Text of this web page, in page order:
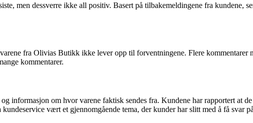
men dessverre ikke all positiv. Basert på tilbakemeldingene fra kundene,
fra Olivias Butikk ikke lever opp til forventningene. Flere kommentarer
kommentarer.
informasjon om hvor varene faktisk sendes fra. Kundene har rapportert at
vært et gjennomgående tema, der kunder har slitt med å få svar